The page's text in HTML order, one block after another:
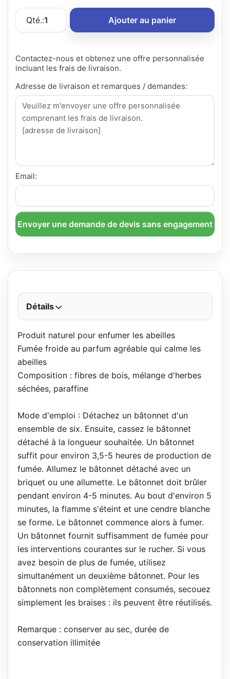
Qté.:1 Ajouter au panier
Contactez-nous et obtenez une offre personnalisée
incluant les frais de livraison.
Adresse de livraison et remarques / demandes:
Email:
Envoyer une demande de devis sans engagement
Détails
Produit naturel pour enfumer les abeilles
Fumée froide au parfum agréable qui calme les
abeilles
Composition : fibres de bois, mélange d'herbes
séchées, paraffine
Mode d'emploi : Détachez un bâtonnet d'un
ensemble de six. Ensuite, cassez le bâtonnet
détaché à la longueur souhaitée. Un bâtonnet
suffit pour environ 3,5-5 heures de production de
fumée. Allumez le bâtonnet détaché avec un
briquet ou une allumette. Le bâtonnet doit brûler
pendant environ 4-5 minutes. Au bout d'environ 5
minutes, la flamme s'éteint et une cendre blanche
se forme. Le bâtonnet commence alors à fumer.
Un bâtonnet fournit suffisamment de fumée pour
les interventions courantes sur le rucher. Si vous
avez besoin de plus de fumée, utilisez
simultanément un deuxième bâtonnet. Pour les
bâtonnets non complètement consumés, secouez
simplement les braises : ils peuvent être réutilisés.
Remarque : conserver au sec, durée de
conservation illimitée